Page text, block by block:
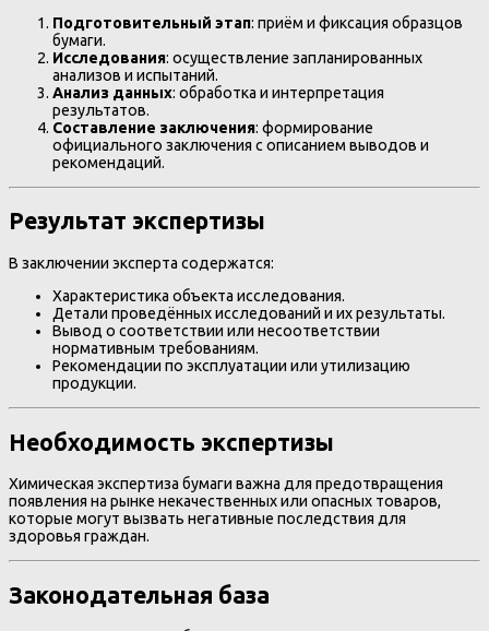
Подготовительный этап: приём и фиксация образцов
бумаги.
Исследования: осуществление запланированных
анализов и испытаний.
Анализ данных: обработка и интерпретация
результатов.
Составление заключения: формирование
официального заключения с описанием выводов и
рекомендаций.
Результат экспертизы
В заключении эксперта содержатся:
Характеристика объекта исследования.
Детали проведённых исследований и их результаты.
Вывод о соответствии или несоответствии
нормативным требованиям.
Рекомендации по эксплуатации или утилизацию
продукции.
Необходимость экспертизы
Химическая экспертиза бумаги важна для предотвращения
появления на рынке некачественных или опасных товаров,
которые могут вызвать негативные последствия для
здоровья граждан.
Законодательная база